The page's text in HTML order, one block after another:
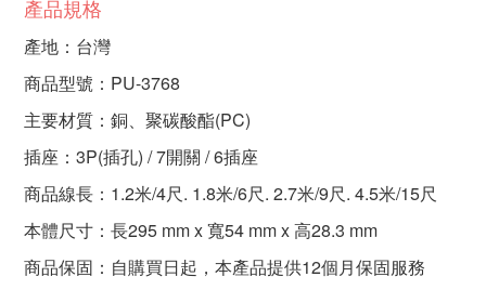
產品規格
產地：台灣
商品型號：PU-3768
主要材質：銅、聚碳酸酯(PC)
插座：3P(插孔) / 7開關 / 6插座
商品線長：1.2米/4尺. 1.8米/6尺. 2.7米/9尺. 4.5米/15尺
本體尺寸：長295 mm x 寬54 mm x 高28.3 mm
商品保固：自購買日起，本產品提供12個月保固服務